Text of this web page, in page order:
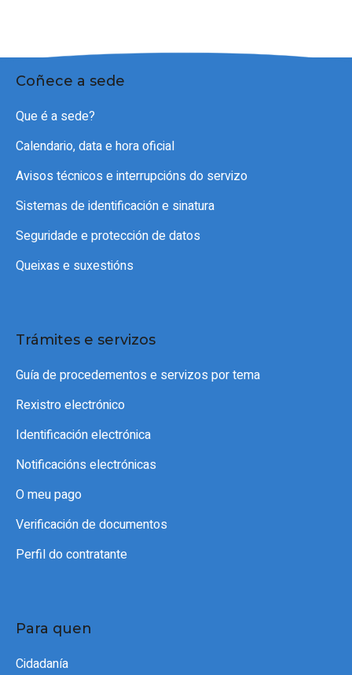
Coñece a sede
Que é a sede?
Calendario, data e hora oficial
Avisos técnicos e interrupcións do servizo
Sistemas de identificación e sinatura
Seguridade e protección de datos
Queixas e suxestións
Trámites e servizos
Guía de procedementos e servizos por tema
Rexistro electrónico
Identificación electrónica
Notificacións electrónicas
O meu pago
Verificación de documentos
Perfil do contratante
Para quen
Cidadanía